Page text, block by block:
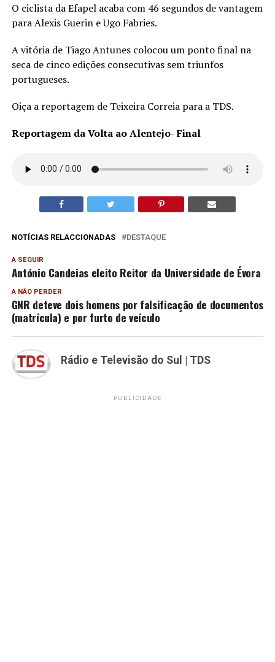
O ciclista da Efapel acaba com 46 segundos de vantagem
para Alexis Guerin e Ugo Fabries.
A vitória de Tiago Antunes colocou um ponto final na
seca de cinco edições consecutivas sem triunfos
portugueses.
Oiça a reportagem de Teixeira Correia para a TDS.
Reportagem da Volta ao Alentejo- Final
NOTÍCIAS RELACCIONADAS DESTAQUE
A SEGUIR
António Candeias eleito Reitor da Universidade de Évora
A NÃO PERDER
GNR deteve dois homens por falsificação de documentos
(matrícula) e por furto de veículo
Rádio e Televisão do Sul | TDS
PUBLICIDADE